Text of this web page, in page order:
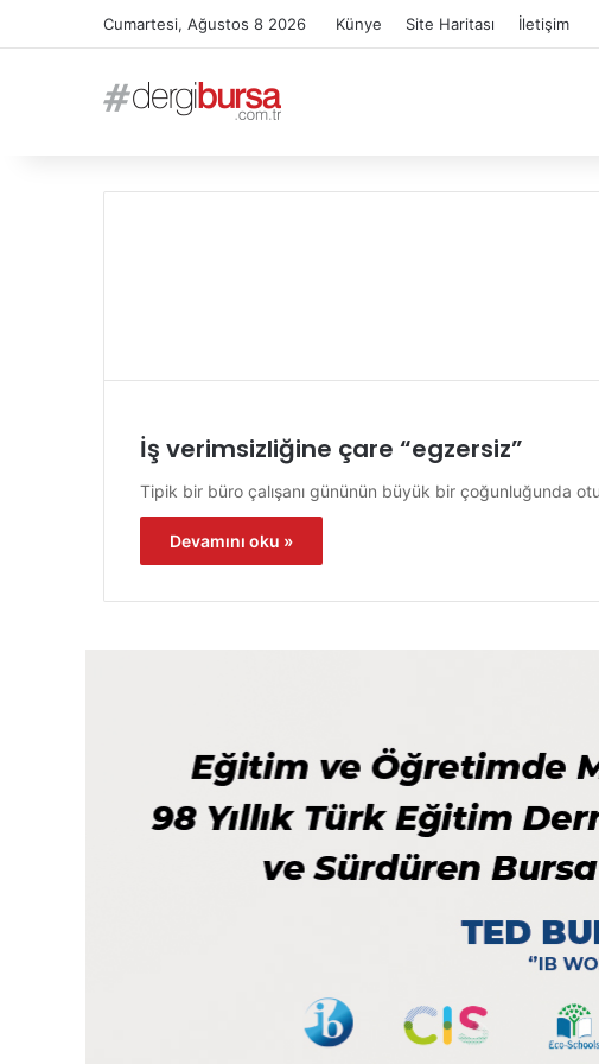
Cumartesi, Ağustos 8 2026 Künye Site Haritası İletişim
İş verimsizliğine çare “egzersiz”
Tipik bir büro çalışanı gününün büyük bir çoğunluğunda
Devamını oku »